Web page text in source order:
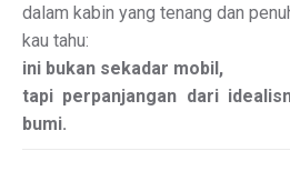
dalam kabin yang tenang dan
kau tahu:
ini bukan sekadar mobil,
tapi perpanjangan dari
bumi.